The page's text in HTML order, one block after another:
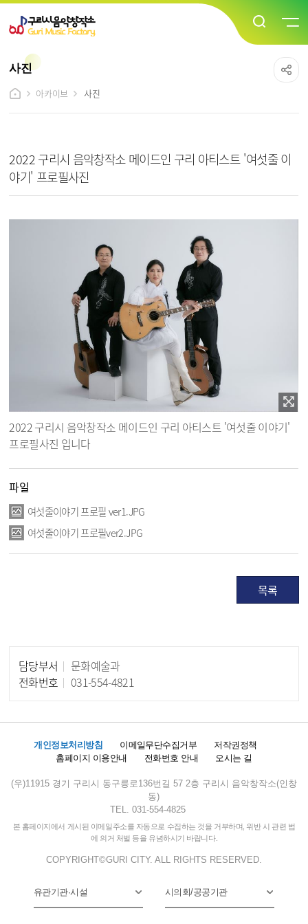
사진
아카이브
사진
2022 구리시 음악창작소 메이드인 구리 아티스트 '여섯줄 이
야기' 프로필사진
2022 구리시 음악창작소 메이드인 구리 아티스트 '여섯줄 이야기'
프로필사진 입니다
파일
여섯줄이야기 프로필 ver1.JPG
여섯줄이야기 프로필ver2.JPG
목록
담당부서
문화예술과
전화번호
031-554-4821
개인정보처리방침 이메일무단수집거부
저작권정책
홈페이지 이용안내
전화번호 안내 오시는 길
(우)11915 경기 구리시 동구릉로136번길 57 2층 구리시 음악창작소(인창
동)
TEL. 031-554-4825
본 홈페이지에서 게시된 이메일주소를 자동으로 수집하는 것을 거부하며, 위반 시 관련 법
에 의거 처벌 등을 유념하시기 바랍니다.
COPYRIGHT©GURI CITY. ALL RIGHTS RESERVED.
유관기관·시설 시의회/공공기관